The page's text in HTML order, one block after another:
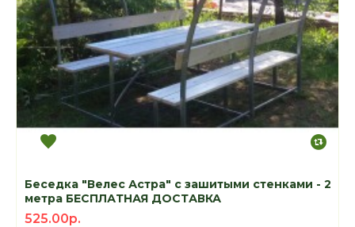
Беседка "Велес Астра" с зашитыми стенками - 2
метра БЕСПЛАТНАЯ ДОСТАВКА
525.00р.